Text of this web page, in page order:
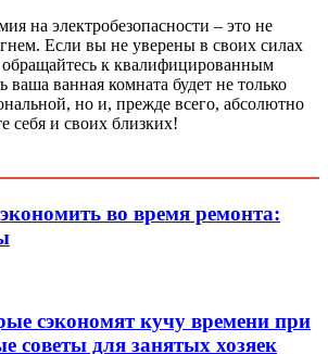
на электробезопасности – это не
Если вы не уверены в своих силах
обращайтесь к квалифицированным
ваша ванная комната будет не только
но и, прежде всего, абсолютно
себя и своих близких!
во время ремонта:
сэкономят кучу времени при
советы для занятых хозяек